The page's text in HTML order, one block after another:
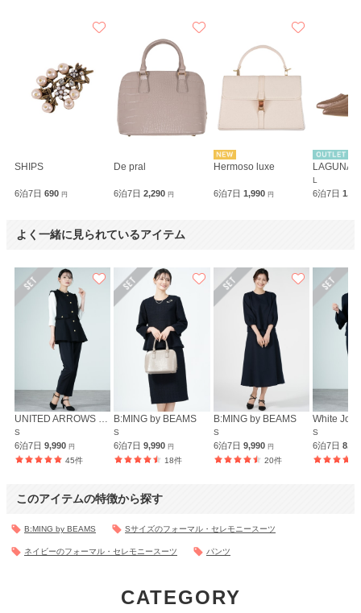
SHIPS
6泊7日 690 円
De pral
6泊7日2,290円
Hermoso luxe
6泊7日 1,990 円
L
6泊7日
よく一緒に見られているアイテム
UNITED ARROWS green label relaxing
S
6泊7日 9,990 円
45件
B:MING by BEAMS
S
6泊7日9,990円
18件
B:MING by BEAMS
S
6泊7日 9,990 円
20件
White
S
6泊7日
このアイテムの特徴から探す
B:MING by BEAMS Sサイズのフォーマル・セレモニースーツ
ネイビーのフォーマル・セレモニースーツ パンツ
CATEGORY